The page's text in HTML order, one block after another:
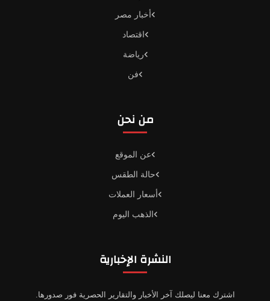
أخبار مصر
اقتصاد
رياضة
فن
من نحن
عن الموقع
حالة الطقس
أسعار العملات
الذهب اليوم
النشرة الإخبارية
اشترك معنا ليصلك آخر الأخبار والتقارير الحصرية فور صدورها.